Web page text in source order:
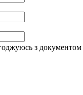
з документом